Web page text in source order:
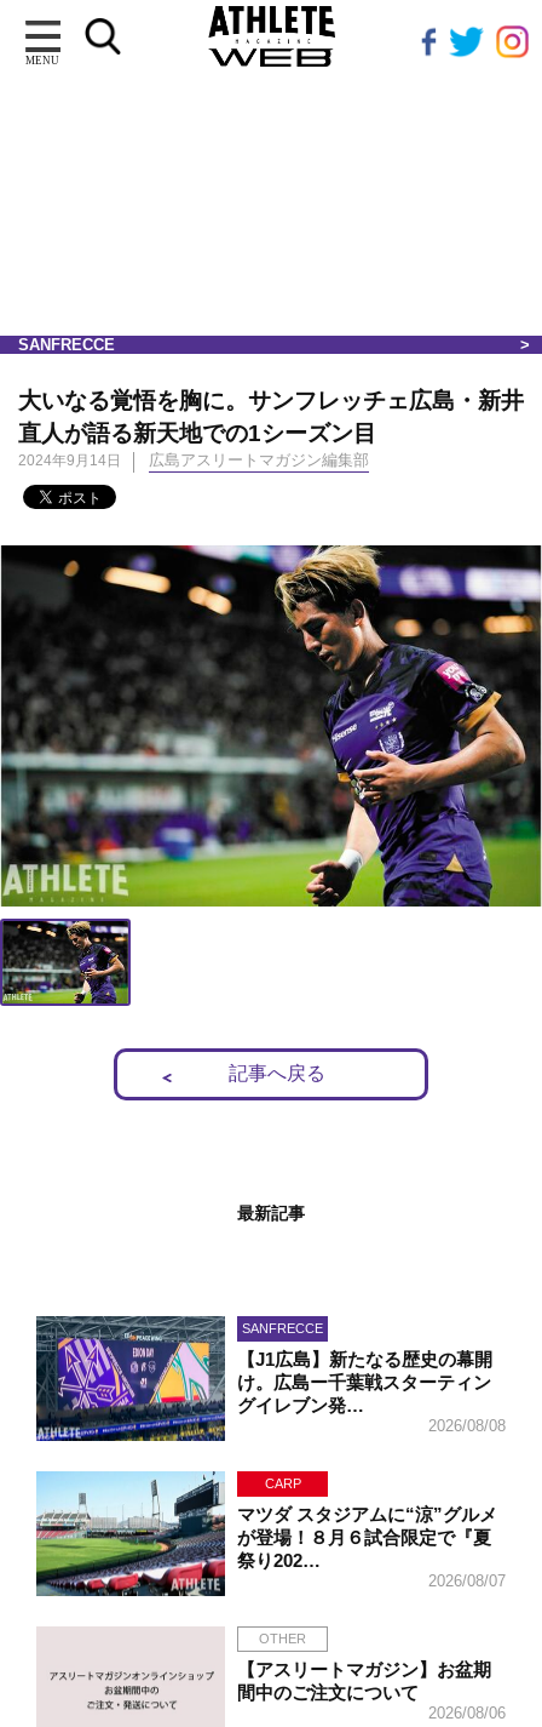
MENU
SANFRECCE
大いなる覚悟を胸に。サンフレッチェ広島・新井
直人が語る新天地での1シーズン目
2024年9月14日 広島アスリートマガジン編集部
記事へ戻る
最新記事
SANFRECCE
【J1広島】新たなる歴史の幕開
け。広島ー千葉戦スターティン
グイレブン発…
2026/08/08
CARP
マツダ スタジアムに“涼”グルメ
が登場！８月６試合限定で『夏
祭り202…
2026/08/07
OTHER
【アスリートマガジン】お盆期
間中のご注文について
2026/08/06